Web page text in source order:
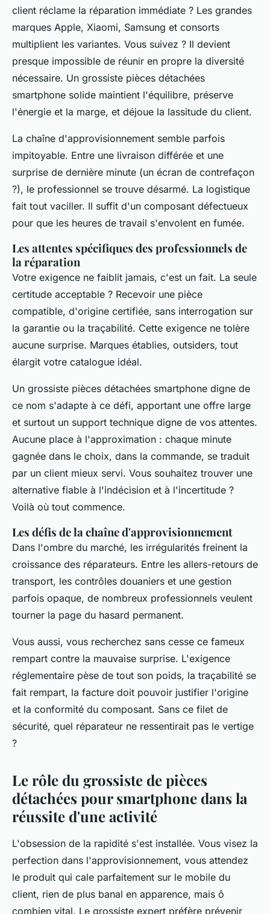
client réclame la réparation immédiate ? Les grandes
marques Apple, Xiaomi, Samsung et consorts
multiplient les variantes. Vous suivez ? Il devient
presque impossible de réunir en propre la diversité
nécessaire. Un grossiste pièces détachées
smartphone solide maintient l'équilibre, préserve
l'énergie et la marge, et déjoue la lassitude du client.
La chaîne d'approvisionnement semble parfois
impitoyable. Entre une livraison différée et une
surprise de dernière minute (un écran de contrefaçon
?), le professionnel se trouve désarmé. La logistique
fait tout vaciller. Il suffit d'un composant défectueux
pour que les heures de travail s'envolent en fumée.
Les attentes spécifiques des professionnels de
la réparation
Votre exigence ne faiblit jamais, c'est un fait. La seule
certitude acceptable ? Recevoir une pièce
compatible, d'origine certifiée, sans interrogation sur
la garantie ou la traçabilité. Cette exigence ne tolère
aucune surprise. Marques établies, outsiders, tout
élargit votre catalogue idéal.
Un grossiste pièces détachées smartphone digne de
ce nom s'adapte à ce défi, apportant une offre large
et surtout un support technique digne de vos attentes.
Aucune place à l'approximation : chaque minute
gagnée dans le choix, dans la commande, se traduit
par un client mieux servi. Vous souhaitez trouver une
alternative fiable à l'indécision et à l'incertitude ?
Voilà où tout commence.
Les défis de la chaîne d'approvisionnement
Dans l'ombre du marché, les irrégularités freinent la
croissance des réparateurs. Entre les allers-retours de
transport, les contrôles douaniers et une gestion
parfois opaque, de nombreux professionnels veulent
tourner la page du hasard permanent.
Vous aussi, vous recherchez sans cesse ce fameux
rempart contre la mauvaise surprise. L'exigence
réglementaire pèse de tout son poids, la traçabilité se
fait rempart, la facture doit pouvoir justifier l'origine
et la conformité du composant. Sans ce filet de
sécurité, quel réparateur ne ressentirait pas le vertige
?
Le rôle du grossiste de pièces
détachées pour smartphone dans la
réussite d'une activité
L'obsession de la rapidité s'est installée. Vous visez la
perfection dans l'approvisionnement, vous attendez
le produit qui cale parfaitement sur le mobile du
client, rien de plus banal en apparence, mais ô
combien vital. Le grossiste expert préfère prévenir